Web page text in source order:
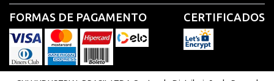
FORMAS DE PAGAMENTO CERTIFICADOS